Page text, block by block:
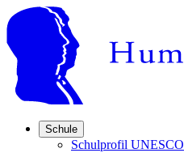
Schule
Schulprofil UNESCO